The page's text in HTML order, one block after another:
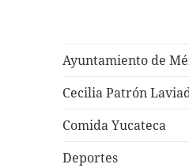
Ayuntamiento de
Cecilia Patrón
Comida Yucateca
Deportes